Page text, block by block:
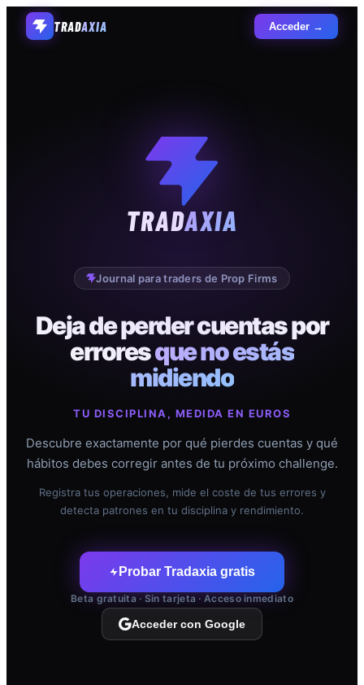
TRADAXIA Acceder →
TRADAXIA
Journal para traders de Prop Firms
Deja de perder cuentas por
erroresque no estás
midiendo
TU DISCIPLINA, MEDIDA EN EUROS
Descubre exactamente por qué pierdes cuentas y qué
hábitos debes corregir antes de tu próximo challenge.
Registra tus operaciones, mide el coste de tus errores y
detecta patrones en tu disciplina y rendimiento.
Probar Tradaxia gratis
Beta gratuita · Sin tarjeta · Acceso inmediato
Acceder con Google